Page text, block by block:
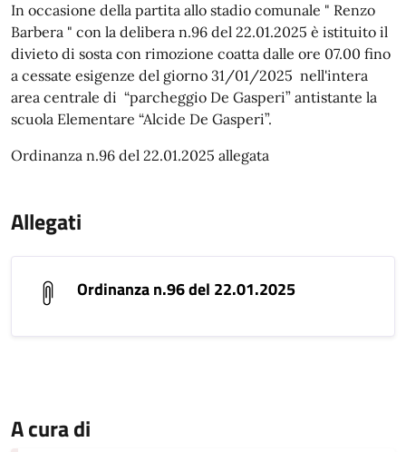
In occasione della partita allo stadio comunale " Renzo
Barbera " con la delibera n.96 del 22.01.2025 è istituito il
divieto di sosta con rimozione coatta dalle ore 07.00 fino
a cessate esigenze del giorno 31/01/2025 nell'intera
area centrale di “parcheggio De Gasperi” antistante la
scuola Elementare “Alcide De Gasperi”.
Ordinanza n.96 del 22.01.2025 allegata
Allegati
Ordinanza n.96 del 22.01.2025
A cura di